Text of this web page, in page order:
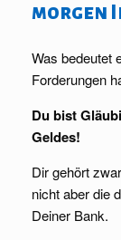
morgen
Was bedeutet
Forderungen
Du bist
Geldes!
Dir gehört
nicht aber die
Deiner Bank.